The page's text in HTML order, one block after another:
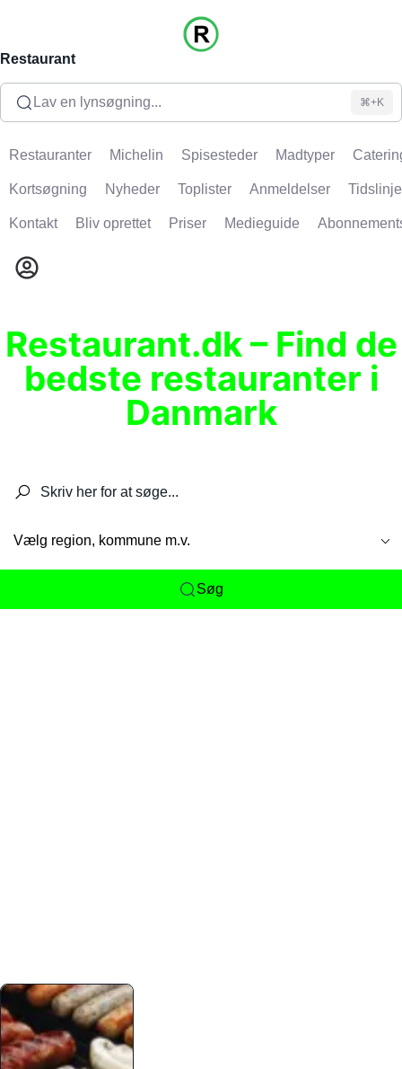
Restaurant
Lav en lynsøgning... ⌘+K
Restauranter Michelin Spisesteder Madtyper
Kortsøgning Nyheder Toplister Anmeldelser Tidslinje
Kontakt Bliv oprettet Priser Medieguide
Restaurant.dk – Find de
bedste restauranter i
Danmark
Vælg region, kommune m.v.
Søg